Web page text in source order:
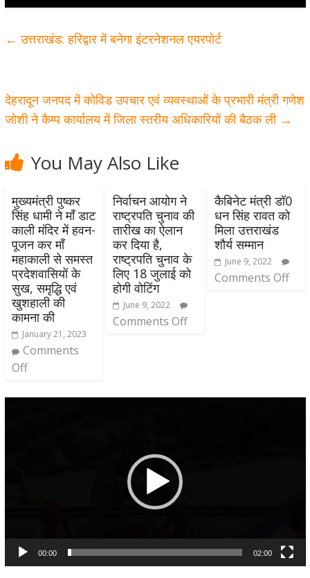
← उत्तराखंड: हरिद्वार में बनेगा इंटरनेशनल एयरपोर्ट
देहरादून जनपद में कोविड उपचार एवं व्यवस्थाओं के प्रभारी मंत्री गणेश
जोशी ने कैम्प कार्यालय में जिला स्तरीय अधिकारियों की बैठक ली →
You May Also Like
मुख्यमंत्री पुष्कर
सिंह धामी ने माँ डाट
काली मंदिर में हवन-
पूजन कर माँ
महाकाली से समस्त
प्रदेशवासियों के
सुख, समृद्धि एवं
खुशहाली की
कामना की
January 21, 2023
Comments
Off
निर्वाचन आयोग ने
राष्ट्रपति चुनाव की
तारीख का ऐलान
कर दिया है,
राष्ट्रपति चुनाव के
लिए 18 जुलाई को
होगी वोटिंग
June 9, 2022
Comments Off
कैबिनेट मंत्री डॉ0
धन सिंह रावत को
मिला उत्तराखंड
शौर्य सम्मान
June 9, 2022
Comments Off
00:00 02:00